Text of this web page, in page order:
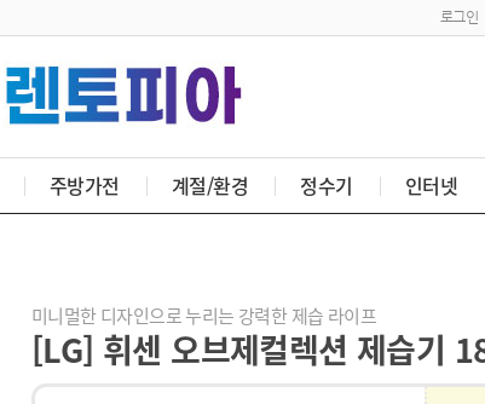
로그인
주방가전 계절/환경 정수기 인터넷
미니멀한 디자인으로 누리는 강력한 제습 라이프
[LG] 휘센 오브제컬렉션 제습기